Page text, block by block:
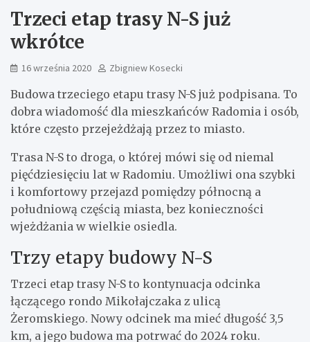
Trzeci etap trasy N-S już
wkrótce
16 września 2020 Zbigniew Kosecki
Budowa trzeciego etapu trasy N-S już podpisana. To
dobra wiadomość dla mieszkańców Radomia i osób,
które często przejeżdżają przez to miasto.
Trasa N-S to droga, o której mówi się od niemal
pięćdziesięciu lat w Radomiu. Umożliwi ona szybki
i komfortowy przejazd pomiędzy północną a
południową częścią miasta, bez konieczności
wjeżdżania w wielkie osiedla.
Trzy etapy budowy N-S
Trzeci etap trasy N-S to kontynuacja odcinka
łączącego rondo Mikołajczaka z ulicą
Żeromskiego. Nowy odcinek ma mieć długość 3,5
km, a jego budowa ma potrwać do 2024 roku.